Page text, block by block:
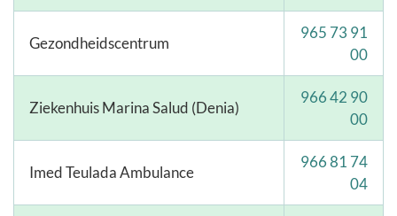
Gezondheidscentrum
965 73 91
00
Ziekenhuis Marina Salud (Denia)
966 42 90
00
Imed Teulada Ambulance
966 81 74
04